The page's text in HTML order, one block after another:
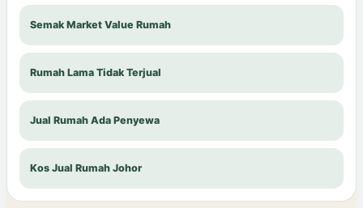
Semak Market Value Rumah
Rumah Lama Tidak Terjual
Jual Rumah Ada Penyewa
Kos Jual Rumah Johor